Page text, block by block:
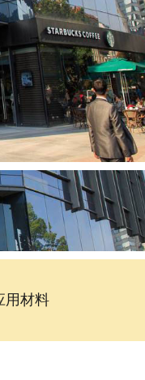
用材料